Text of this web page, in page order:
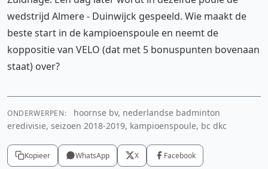
wedstrijd Almere - Duinwijck gespeeld. Wie maakt de
beste start in de kampioenspoule en neemt de
koppositie van VELO (dat met 5 bonuspunten bovenaan
staat) over?
ONDERWERPEN:
hoornse bv, nederlandse badminton
eredivisie, seizoen 2018-2019, kampioenspoule, bc dkc
Kopieer WhatsApp X Facebook